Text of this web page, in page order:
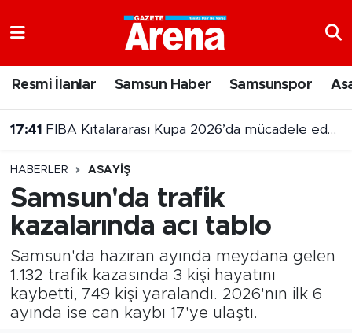
Resmi İlanlar Samsun Haber Samsunspor
17:15 Samsun'a getirilen geminin hasarı ortaya çıktı
HABERLER ASAYIŞ
Samsun'da trafik
kazalarında acı tablo
Samsun'da haziran ayında meydana gelen
1.132 trafik kazasında 3 kişi hayatını
kaybetti, 749 kişi yaralandı. 2026'nın ilk 6
ayında ise can kaybı 17'ye ulaştı.
Samsun Namaz Vakitleri
Trafik Durumu
Süper Lig Puan Durumu ve Fikstür
Tüm Manşetler
Son Dakika Haberleri